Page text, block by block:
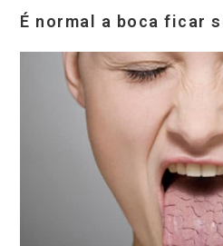
É normal a boca ficar